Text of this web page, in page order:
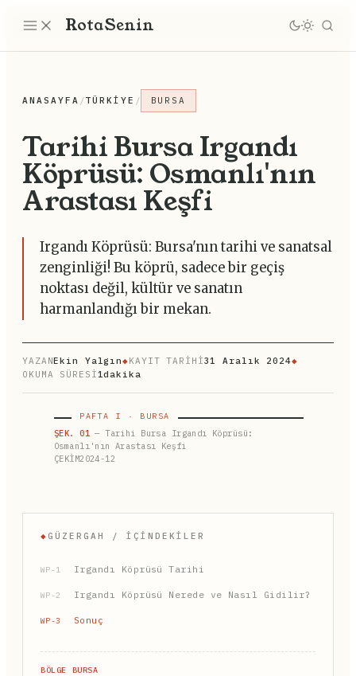
RotaSenin
ANASAYFA /TÜRKIYE / BURSA
Tarihi Bursa Irgandı
Köprüsü: Osmanlı'nın
Arastası Keşfi
Irgandı Köprüsü: Bursa'nın tarihi ve sanatsal
zenginliği! Bu köprü, sadece bir geçiş
noktası değil, kültür ve sanatın
harmanlandığı bir mekan.
YAZANEkin Yalgın◆KAYIT TARİHİ31 Aralık 2024◆
OKUMA SÜRESİ1dakika
PAFTA I · BURSA
ŞEK. 01 — Tarihi Bursa Irgandı Köprüsü:
Osmanlı'nın Arastası Keşfi
ÇEKİM2024-12
◆ GÜZERGAH / İÇINDEKILER
WP-1 Irgandı Köprüsü Tarihi
WP-2 Irgandı Köprüsü Nerede ve Nasıl Gidilir?
WP-3 Sonuç
BÖLGE BURSA